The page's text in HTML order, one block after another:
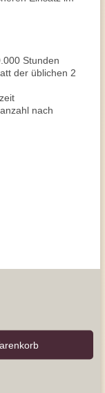
Stunden
der üblichen 2
nach